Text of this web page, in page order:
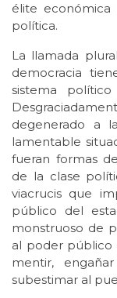
élite económica
política.
La llamada
democracia
sistema
degenerado a
lamentable
fueran formas
de la clase
viacrucis que
público del
monstruoso de
al poder público
mentir,
subestimar al